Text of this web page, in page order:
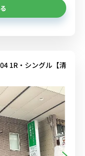
1R・シングル【清